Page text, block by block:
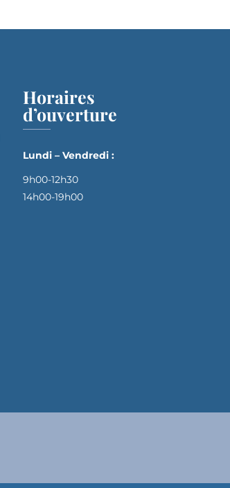
Horaires
d’ouverture
Lundi – Vendredi :
9h00-12h30
14h00-19h00